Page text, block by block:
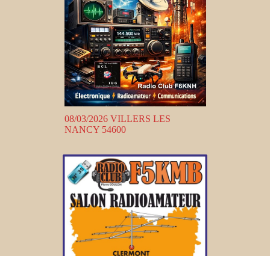
08/03/2026 VILLERS LES
NANCY 54600